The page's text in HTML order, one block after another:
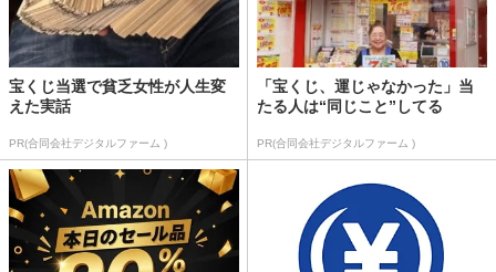
宝くじ当選で貧乏女性が人生変
えた実話
PR(合同会社デジタルファーム )
「宝くじ、運じゃなかった」当
たる人は“同じこと”してる
PR(合同会社デジタルファーム )